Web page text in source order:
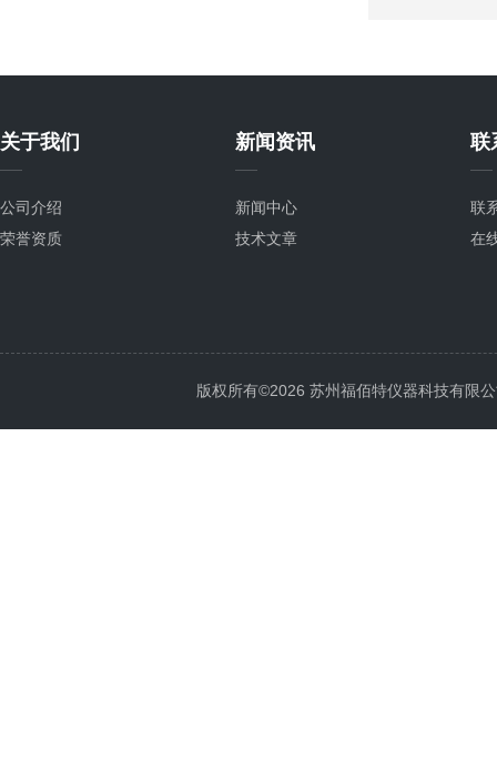
关于我们
公司介绍
荣誉资质
新闻资讯
新闻中心
技术文章
联
联
在
版权所有©2026 苏州福佰特仪器科技有限